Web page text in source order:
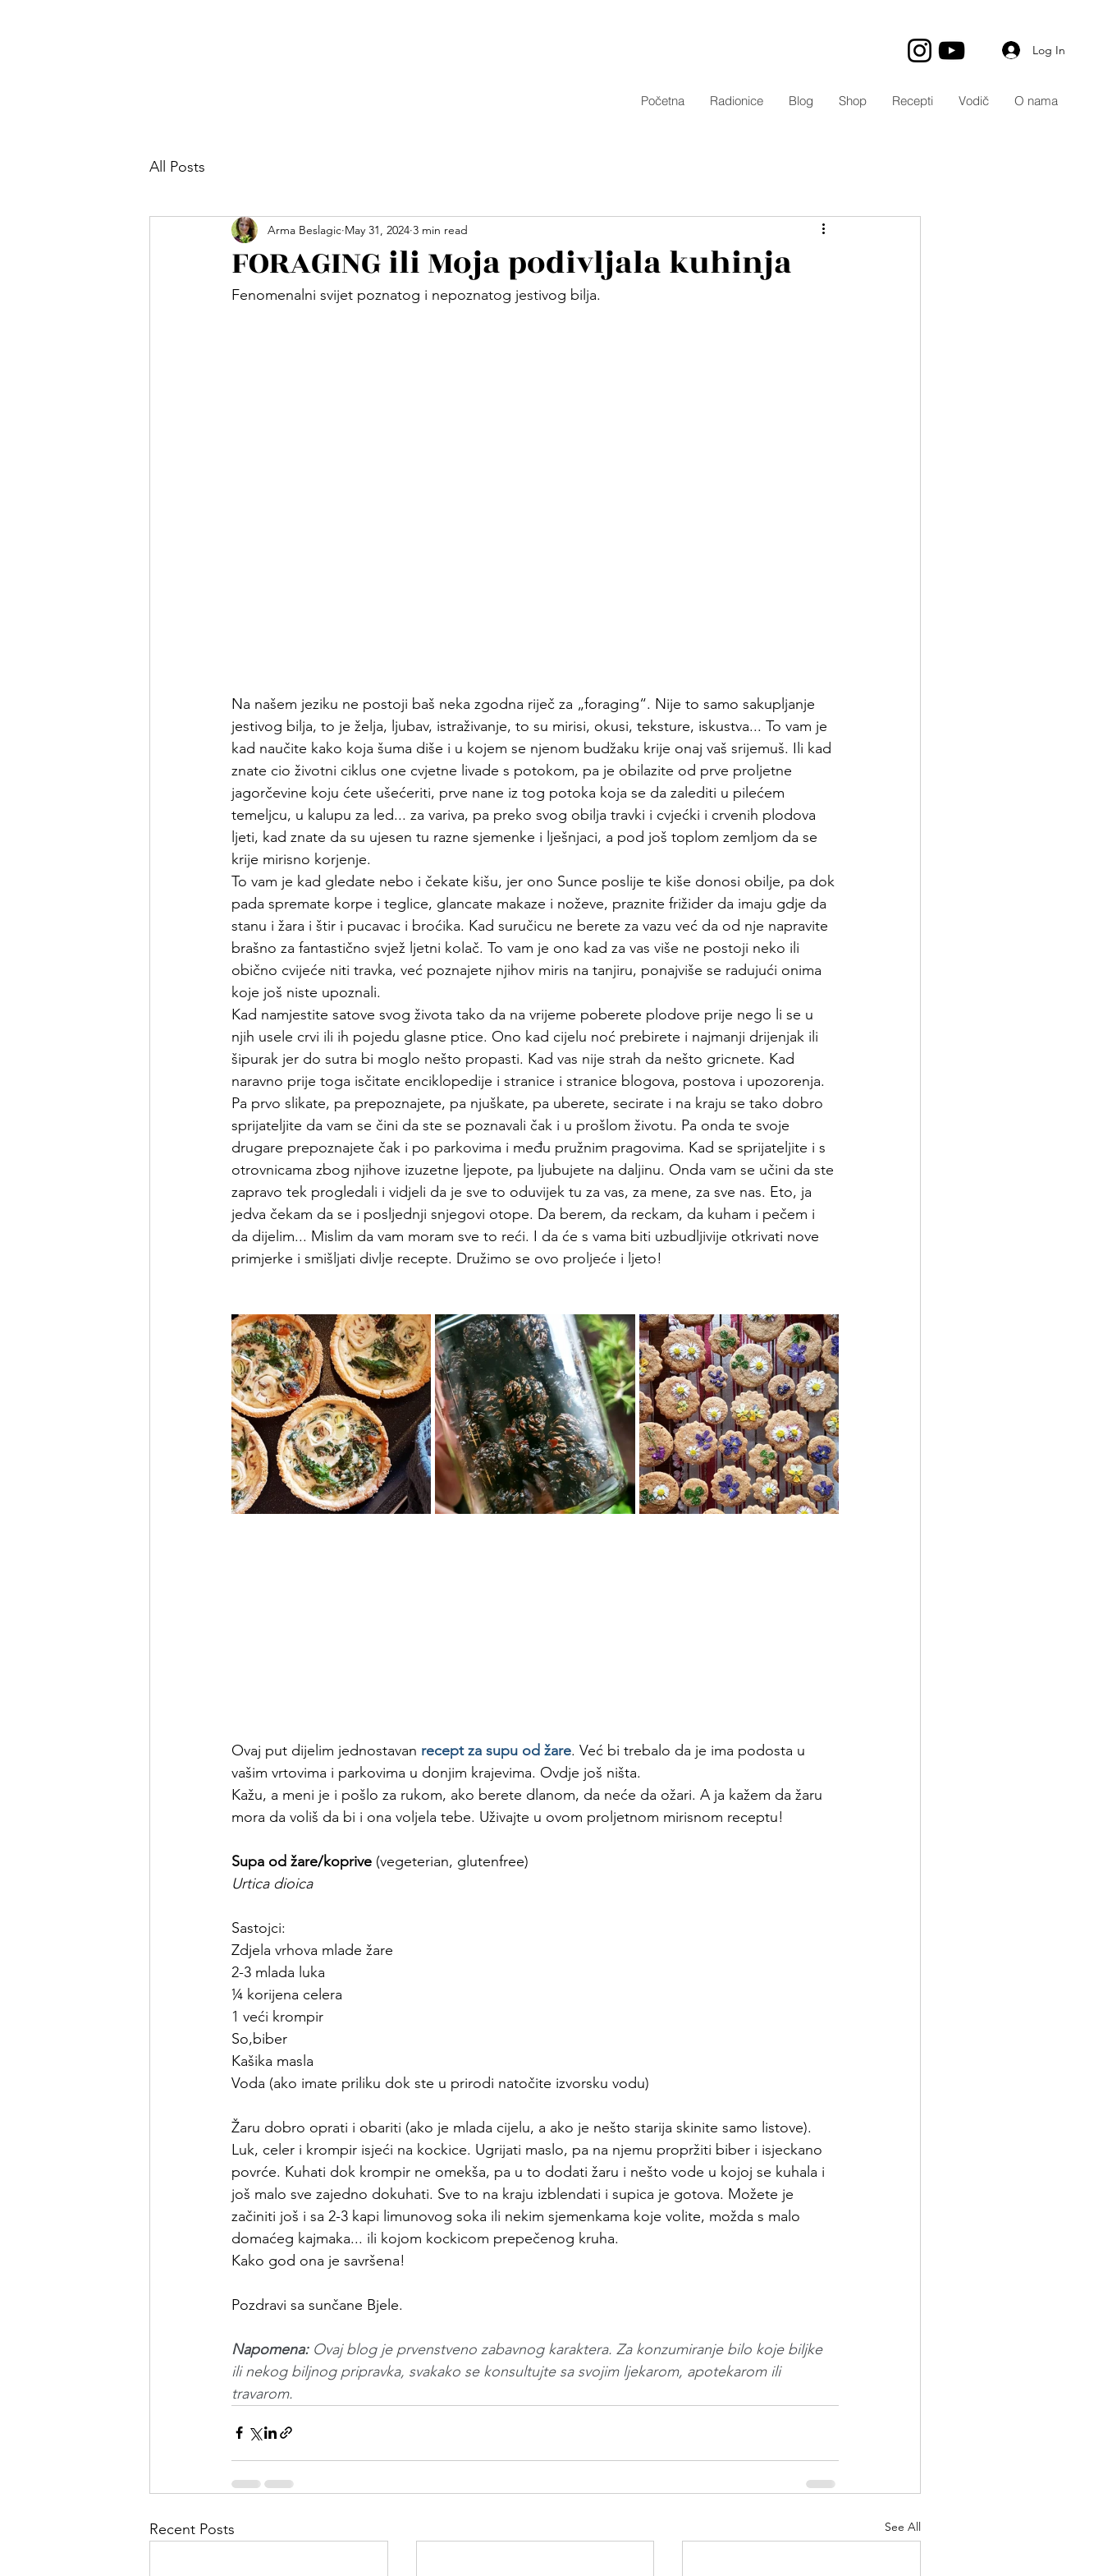
Log In
Početna Radionice Blog Shop Recepti Vodič O nama
All Posts
FORAGING ili Moja podivljala kuhinja
Arma Beslagic May 31, 2024 3 min read
Fenomenalni svijet poznatog i nepoznatog jestivog bilja.
Na našem jeziku ne postoji baš neka zgodna riječ za „foraging“. Nije to samo sakupljanje
jestivog bilja, to je želja, ljubav, istraživanje, to su mirisi, okusi, teksture, iskustva... To vam je
kad naučite kako koja šuma diše i u kojem se njenom budžaku krije onaj vaš srijemuš. Ili kad
znate cio životni ciklus one cvjetne livade s potokom, pa je obilazite od prve proljetne
jagorčevine koju ćete ušećeriti, prve nane iz tog potoka koja se da zalediti u pilećem
temeljcu, u kalupu za led... za variva, pa preko svog obilja travki i cvjećki i crvenih plodova
ljeti, kad znate da su ujesen tu razne sjemenke i lješnjaci, a pod još toplom zemljom da se
krije mirisno korjenje.
To vam je kad gledate nebo i čekate kišu, jer ono Sunce poslije te kiše donosi obilje, pa dok
pada spremate korpe i teglice, glancate makaze i noževe, praznite frižider da imaju gdje da
stanu i žara i štir i pucavac i broćika. Kad suručicu ne berete za vazu već da od nje napravite
brašno za fantastično svjež ljetni kolač. To vam je ono kad za vas više ne postoji neko ili
obično cvijeće niti travka, već poznajete njihov miris na tanjiru, ponajviše se radujući onima
koje još niste upoznali.
Kad namjestite satove svog života tako da na vrijeme poberete plodove prije nego li se u
njih usele crvi ili ih pojedu glasne ptice. Ono kad cijelu noć prebirete i najmanji drijenjak ili
šipurak jer do sutra bi moglo nešto propasti. Kad vas nije strah da nešto gricnete. Kad
naravno prije toga isčitate enciklopedije i stranice i stranice blogova, postova i upozorenja.
Pa prvo slikate, pa prepoznajete, pa njuškate, pa uberete, secirate i na kraju se tako dobro
sprijateljite da vam se čini da ste se poznavali čak i u prošlom životu. Pa onda te svoje
drugare prepoznajete čak i po parkovima i među pružnim pragovima. Kad se sprijateljite i s
otrovnicama zbog njihove izuzetne ljepote, pa ljubujete na daljinu. Onda vam se učini da ste
zapravo tek progledali i vidjeli da je sve to oduvijek tu za vas, za mene, za sve nas. Eto, ja
jedva čekam da se i posljednji snjegovi otope. Da berem, da reckam, da kuham i pečem i
da dijelim... Mislim da vam moram sve to reći. I da će s vama biti uzbudljivije otkrivati nove
primjerke i smišljati divlje recepte. Družimo se ovo proljeće i ljeto!
Ovaj put dijelim jednostavan recept za supu od žare. Već bi trebalo da je ima podosta u
vašim vrtovima i parkovima u donjim krajevima. Ovdje još ništa.
Kažu, a meni je i pošlo za rukom, ako berete dlanom, da neće da ožari. A ja kažem da žaru
mora da voliš da bi i ona voljela tebe. Uživajte u ovom proljetnom mirisnom receptu!
Supa od žare/koprive (vegeterian, glutenfree)
Urtica dioica
Sastojci:
Zdjela vrhova mlade žare
2-3 mlada luka
¼ korijena celera
1 veći krompir
So,biber
Kašika masla
Voda (ako imate priliku dok ste u prirodi natočite izvorsku vodu)
Žaru dobro oprati i obariti (ako je mlada cijelu, a ako je nešto starija skinite samo listove).
Luk, celer i krompir isjeći na kockice. Ugrijati maslo, pa na njemu propržiti biber i isjeckano
povrće. Kuhati dok krompir ne omekša, pa u to dodati žaru i nešto vode u kojoj se kuhala i
još malo sve zajedno dokuhati. Sve to na kraju izblendati i supica je gotova. Možete je
začiniti još i sa 2-3 kapi limunovog soka ili nekim sjemenkama koje volite, možda s malo
domaćeg kajmaka... ili kojom kockicom prepečenog kruha.
Kako god ona je savršena!
Pozdravi sa sunčane Bjele.
Napomena: Ovaj blog je prvenstveno zabavnog karaktera. Za konzumiranje bilo koje biljke
ili nekog biljnog pripravka, svakako se konsultujte sa svojim ljekarom, apotekarom ili
travarom.
Recent Posts See All